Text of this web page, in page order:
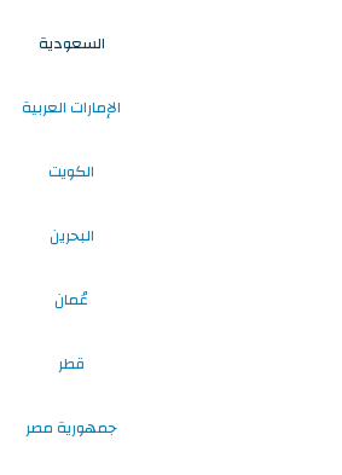
السعودية
الإمارات العربية
الكويت
البحرين
عُمان
قطر
جمهورية مصر